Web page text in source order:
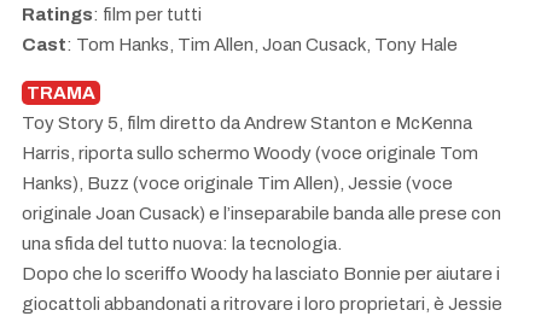
Ratings: film per tutti
Cast: Tom Hanks, Tim Allen, Joan Cusack, Tony Hale
TRAMA
Toy Story 5, film diretto da Andrew Stanton e McKenna
Harris, riporta sullo schermo Woody (voce originale Tom
Hanks), Buzz (voce originale Tim Allen), Jessie (voce
originale Joan Cusack) e l’inseparabile banda alle prese con
una sfida del tutto nuova: la tecnologia.
Dopo che lo sceriffo Woody ha lasciato Bonnie per aiutare i
giocattoli abbandonati a ritrovare i loro proprietari, è Jessie